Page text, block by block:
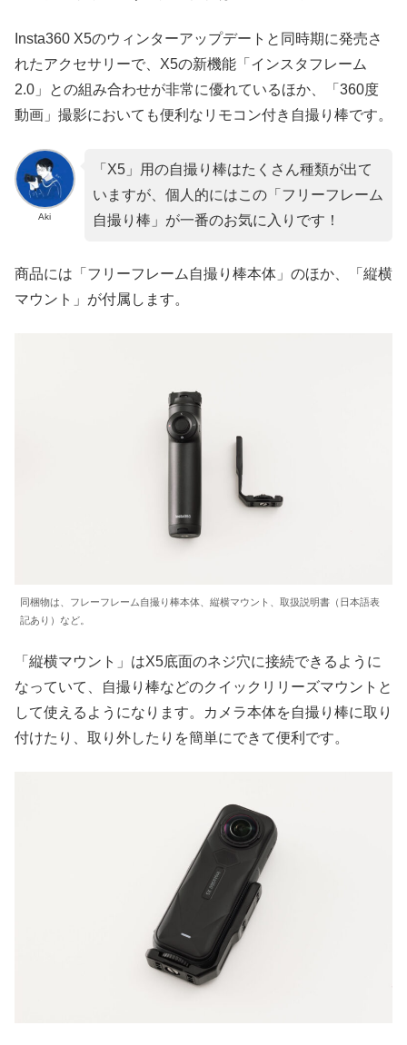
Insta360 X5のウィンターアップデートと同時期に発売さ
れたアクセサリーで、X5の新機能「インスタフレーム
2.0」との組み合わせが非常に優れているほか、「360度
動画」撮影においても便利なリモコン付き自撮り棒です。
Aki
「X5」用の自撮り棒はたくさん種類が出て
いますが、個人的にはこの「フリーフレーム
自撮り棒」が一番のお気に入りです！
商品には「フリーフレーム自撮り棒本体」のほか、「縦横
マウント」が付属します。
同梱物は、フレーフレーム自撮り棒本体、縦横マウント、取扱説明書（日本語表
記あり）など。
「縦横マウント」はX5底面のネジ穴に接続できるように
なっていて、自撮り棒などのクイックリリーズマウントと
して使えるようになります。カメラ本体を自撮り棒に取り
付けたり、取り外したりを簡単にできて便利です。